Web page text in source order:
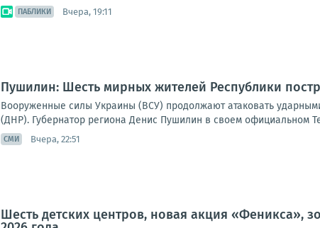
ПАБЛИКИ Вчера, 19:11
Пушилин: Шесть мирных жителей Республики
Вооруженные силы Украины (ВСУ) продолжают атаковать
(ДНР). Губернатор региона Денис Пушилин в своем официальном
СМИ Вчера, 22:51
Шесть детских центров, новая акция «Феникса»,